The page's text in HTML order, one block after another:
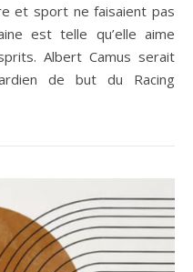
est telle qu’elle aime
Albert Camus serait
de but du Racing